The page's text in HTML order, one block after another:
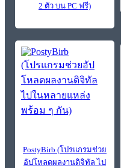
2 ตัว บน PC ฟรี)
PostyBirb (โปรแกรมช่วย
อัปโหลดผลงานดิจิทัล ไป